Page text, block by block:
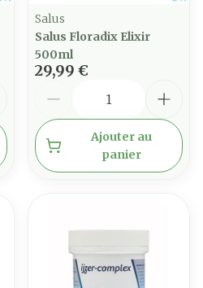
Salus
Salus Floradix Elixir
500ml
29,99 €
Ajouter au
panier